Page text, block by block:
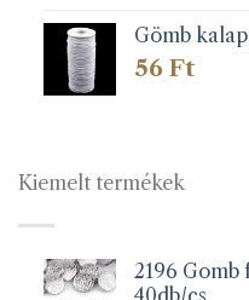
Gömb
56 Ft
Kiemelt termékek
2196 Gomb
40db/cs